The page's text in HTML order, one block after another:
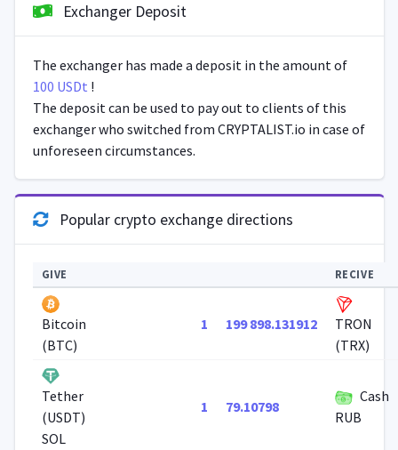
Exchanger Deposit
The exchanger has made a deposit in the amount of
100 USDt !
The deposit can be used to pay out to clients of this
exchanger who switched from CRYPTALIST.io in case of
unforeseen circumstances.
Popular crypto exchange directions
GIVE RECIVE
Bitcoin
(BTC)
1 199 898.131912
TRON
(TRX)
Tether
(USDT)
SOL
1 79.10798
Cash
RUB